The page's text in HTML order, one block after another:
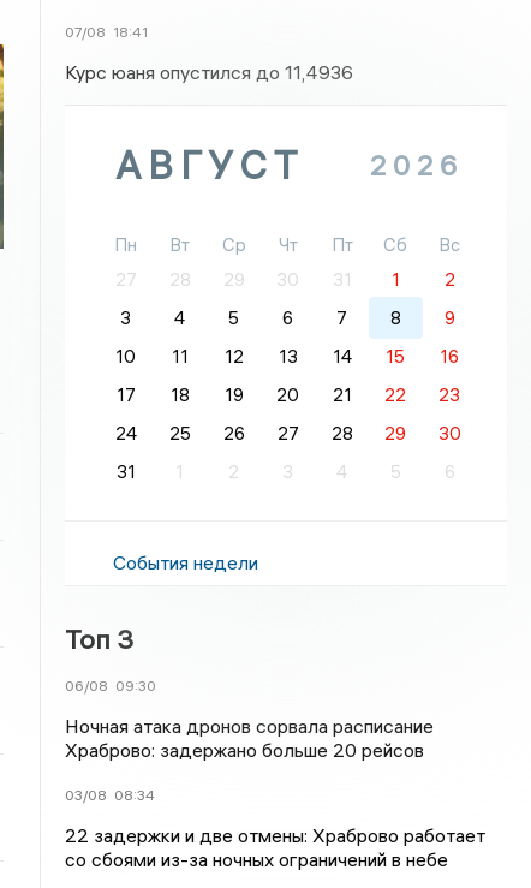
07/08 18:41
Курс юаня опустился до 11,4936
АВГУСТ 2026
Пн Вт Ср Чт Пт Сб
Вс
27
28 29 30 31 1
2
3
4 5 6 7 8
9
10
11 12 13 14 15
16
17
18 19 20 21 22
23
24
25 26 27 28 29
30
31
1 2 3 4 5 6
События недели
Топ 3
06/08 09:30
Ночная атака дронов сорвала расписание
Храброво: задержано больше 20 рейсов
03/08 08:34
22 задержки и две отмены: Храброво работает
со сбоями из-за ночных ограничений в небе